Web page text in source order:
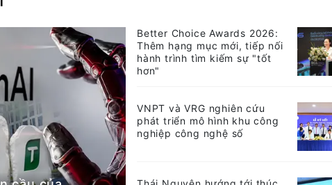
Better Choice Awards 2026:
Thêm hạng mục mới, tiếp nối
hành trình tìm kiếm sự "tốt
hơn"
VNPT và VRG nghiên cứu
phát triển mô hình khu công
nghiệp công nghệ số